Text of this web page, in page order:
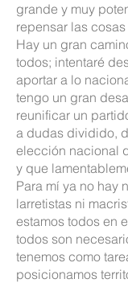
grande y muy
repensar las
Hay un gran
todos; intentaré
aportar a lo
tengo un gran
reunificar un
a dudas dividido,
elección nacional
y que
Para mí ya no hay
larretistas ni
estamos todos en
todos son
tenemos como
posicionamos